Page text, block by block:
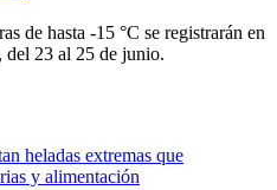
de hasta -15 °C se registrarán en
del 23 al 25 de junio.